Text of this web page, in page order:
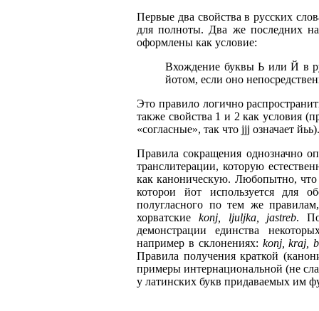
Первые два свойства в русских
для полноты. Два же последних
оформлены как условие:
Вхождение буквы Ь или Й в
йотом, если оно
Это правило логично
также свойства 1 и 2 как условия
«согласные», так что jjj означает йьь).
Правила сокращения однозначно
транслитерации, которую
как каноническую. Любопытно, что
которои йот используется для
полугласного по тем же
хорватские konj, ljuljka, jastreb.
демонстрации единства
например в склонениях: konj, kraj,
Правила получения краткой
примеры интернациональной (не
у латинских букв придаваемых им